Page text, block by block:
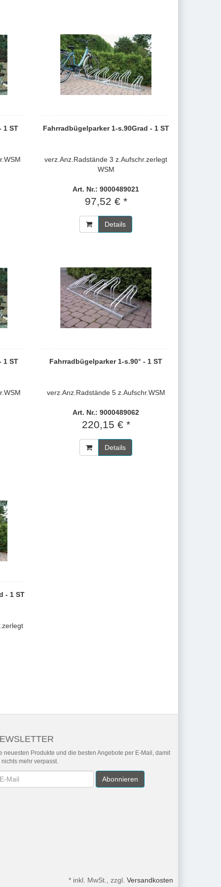
1 ST Fahrradbügelparker 1-s.90Grad - 1 ST
verz.Anz.Radstände 3 z.Aufschr.zerlegt
WSM
Art. Nr.: 9000489021
97,52 € *
Details
1 ST Fahrradbügelparker 1-s.90° - 1 ST
verz.Anz.Radstände 5 z.Aufschr.WSM
Art. Nr.: 9000489062
220,15 € *
Details
- 1 ST
neuesten Produkte und die besten Angebote per E-Mail, damit
nichts mehr verpasst.
Abonnieren
* inkl. MwSt., zzgl. Versandkosten